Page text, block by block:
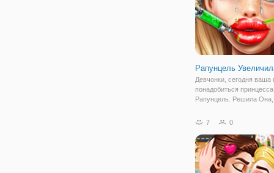
Рапунцель
Девчонки, сегодня
понадобиться принцесса
Рапунцель. Решила Она,
непросто сделать.
приступайте к
Сначала нужно пройти
процедур, которые
7 0